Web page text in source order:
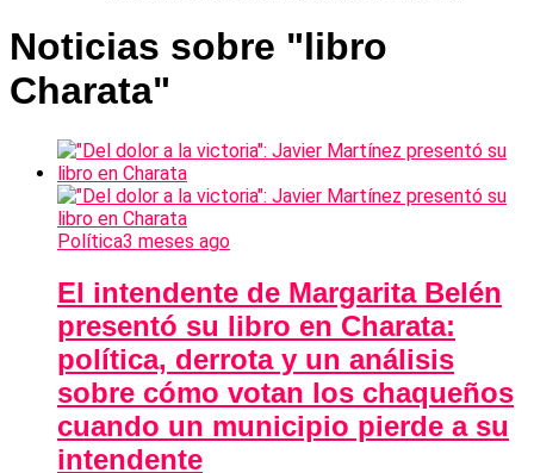
Noticias sobre "libro
Charata"
Política3 meses ago
El intendente de Margarita Belén
presentó su libro en Charata:
política, derrota y un análisis
sobre cómo votan los chaqueños
cuando un municipio pierde a su
intendente